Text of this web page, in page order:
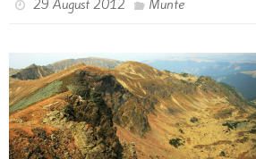
29 August 2012 Munte